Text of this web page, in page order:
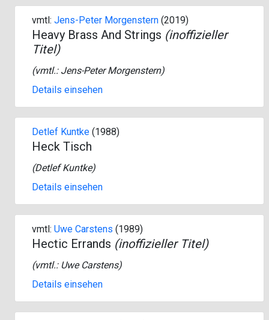
vmtl: Jens-Peter Morgenstern (2019)
Heavy Brass And Strings (inoffizieller
Titel)
(vmtl.: Jens-Peter Morgenstern)
Details einsehen
Detlef Kuntke (1988)
Heck Tisch
(Detlef Kuntke)
Details einsehen
vmtl: Uwe Carstens (1989)
Hectic Errands (inoffizieller Titel)
(vmtl.: Uwe Carstens)
Details einsehen